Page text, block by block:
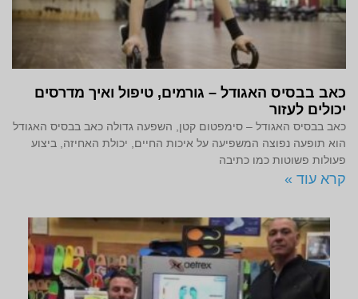
כאב בבסיס האגודל – גורמים, טיפול ואיך מדרסים
יכולים לעזור
כאב בבסיס האגודל – סימפטום קטן, השפעה גדולה כאב בבסיס האגודל
הוא תופעה נפוצה המשפיעה על איכות החיים, יכולת האחיזה, ביצוע
פעולות פשוטות כמו כתיבה
קרא עוד »